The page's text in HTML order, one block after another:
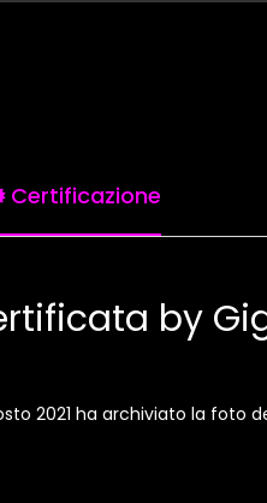
Certificazione
by
2021 ha archiviato la foto